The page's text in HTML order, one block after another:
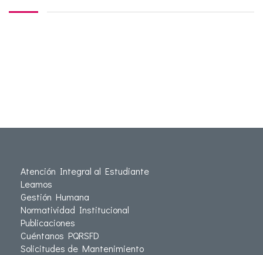
Atención Integral al Estudiante
Leamos
Gestión Humana
Normatividad Institucional
Publicaciones
Cuéntanos PQRSFD
Solicitudes de Mantenimiento